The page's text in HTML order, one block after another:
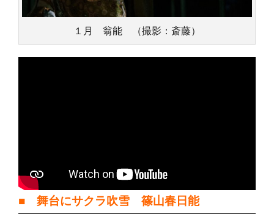
１月 翁能 （撮影：斎藤）
■ 舞台にサクラ吹雪 篠山春日能